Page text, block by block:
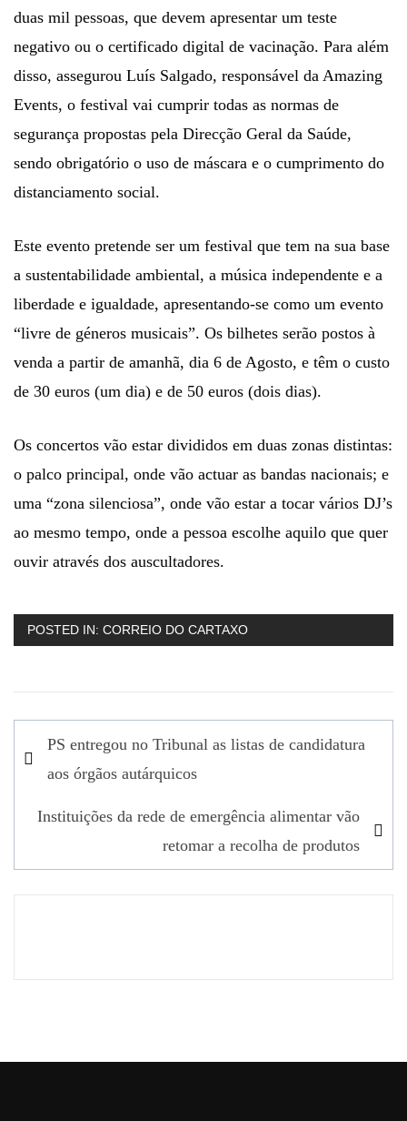
duas mil pessoas, que devem apresentar um teste
negativo ou o certificado digital de vacinação. Para além
disso, assegurou Luís Salgado, responsável da Amazing
Events, o festival vai cumprir todas as normas de
segurança propostas pela Direcção Geral da Saúde,
sendo obrigatório o uso de máscara e o cumprimento do
distanciamento social.
Este evento pretende ser um festival que tem na sua base
a sustentabilidade ambiental, a música independente e a
liberdade e igualdade, apresentando-se como um evento
“livre de géneros musicais”. Os bilhetes serão postos à
venda a partir de amanhã, dia 6 de Agosto, e têm o custo
de 30 euros (um dia) e de 50 euros (dois dias).
Os concertos vão estar divididos em duas zonas distintas:
o palco principal, onde vão actuar as bandas nacionais; e
uma “zona silenciosa”, onde vão estar a tocar vários DJ’s
ao mesmo tempo, onde a pessoa escolhe aquilo que quer
ouvir através dos auscultadores.
POSTED IN: CORREIO DO CARTAXO
Navegação
de
PS entregou no Tribunal as listas de candidatura
aos órgãos autárquicos
Instituições da rede de emergência alimentar vão
retomar a recolha de produtos